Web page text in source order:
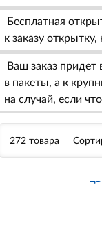
Бесплатная
к заказу
Ваш заказ
в пакеты, а к
на случай, если
272 товара